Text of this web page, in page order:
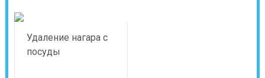
Удаление нагара с
посуды